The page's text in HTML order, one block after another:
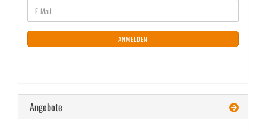
ZUR
NEWSLETTER-
ANMELDUNG
E-
Mail
ANMELDEN
Angebote